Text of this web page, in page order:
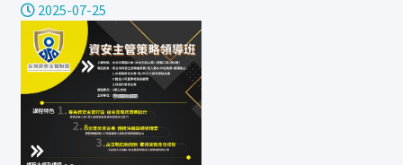
2025-07-25